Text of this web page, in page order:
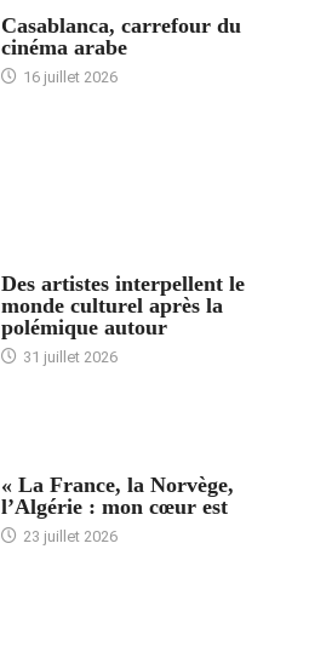
Casablanca, carrefour du
cinéma arabe
16 juillet 2026
Des artistes interpellent le
monde culturel après la
polémique autour
31 juillet 2026
« La France, la Norvège,
l’Algérie : mon cœur est
23 juillet 2026